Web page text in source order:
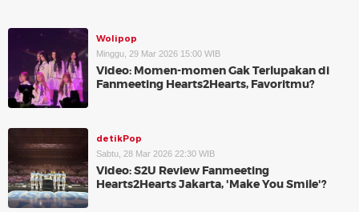
Wolipop
Minggu, 29 Mar 2026 15:00 WIB
Video: Momen-momen Gak Terlupakan di
Fanmeeting Hearts2Hearts, Favoritmu?
detikPop
Sabtu, 28 Mar 2026 22:30 WIB
Video: S2U Review Fanmeeting
Hearts2Hearts Jakarta, 'Make You Smile'?